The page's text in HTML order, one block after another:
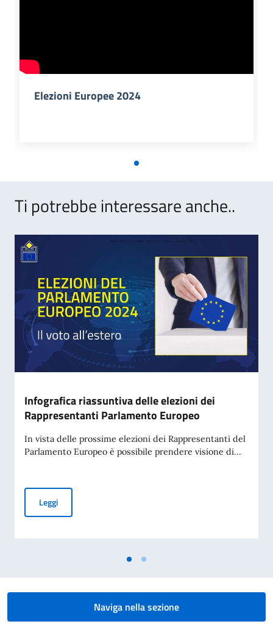
Elezioni Europee 2024
Ti potrebbe interessare anche..
Infografica riassuntiva delle elezioni dei
Rappresentanti Parlamento Europeo
In vista delle prossime elezioni dei Rappresentanti del
Parlamento Europeo è possibile prendere visione di...
LeggiInfografica riassuntiva delle elezioni dei Rappresentanti
Naviga nella sezione